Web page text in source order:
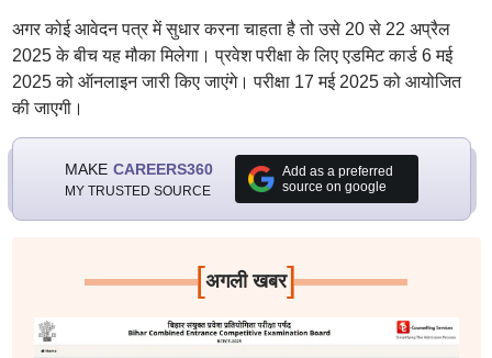
अगर कोई आवेदन पत्र में सुधार करना चाहता है तो उसे 20 से 22 अप्रैल
2025 के बीच यह मौका मिलेगा। प्रवेश परीक्षा के लिए एडमिट कार्ड 6 मई
2025 को ऑनलाइन जारी किए जाएंगे। परीक्षा 17 मई 2025 को आयोजित
की जाएगी।
MAKE CAREERS360
MY TRUSTED SOURCE
Add as a preferred
source on google
[अगली खबर]